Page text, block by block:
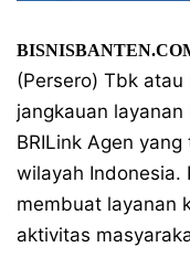
(Persero) Tbk atau
jangkauan
BRILink Agen
wilayah Indonesia.
membuat layanan
aktivitas